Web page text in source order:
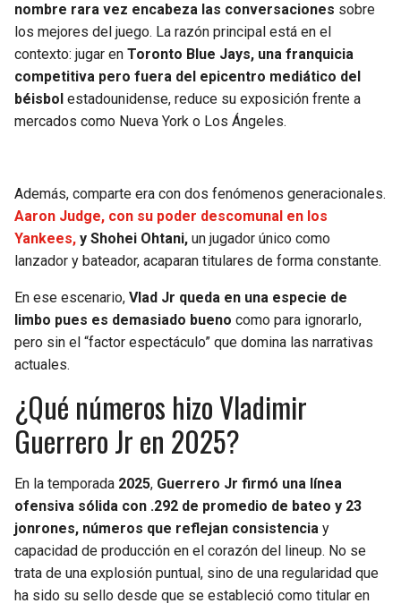
nombre rara vez encabeza las conversaciones sobre
los mejores del juego. La razón principal está en el
contexto: jugar en Toronto Blue Jays, una franquicia
competitiva pero fuera del epicentro mediático del
béisbol estadounidense, reduce su exposición frente a
mercados como Nueva York o Los Ángeles.
Además, comparte era con dos fenómenos generacionales.
Aaron Judge, con su poder descomunal en los
Yankees, y Shohei Ohtani, un jugador único como
lanzador y bateador, acaparan titulares de forma constante.
En ese escenario, Vlad Jr queda en una especie de
limbo pues es demasiado bueno como para ignorarlo,
pero sin el “factor espectáculo” que domina las narrativas
actuales.
¿Qué números hizo Vladimir
Guerrero Jr en 2025?
En la temporada 2025, Guerrero Jr firmó una línea
ofensiva sólida con .292 de promedio de bateo y 23
jonrones, números que reflejan consistencia y
capacidad de producción en el corazón del lineup. No se
trata de una explosión puntual, sino de una regularidad que
ha sido su sello desde que se estableció como titular en